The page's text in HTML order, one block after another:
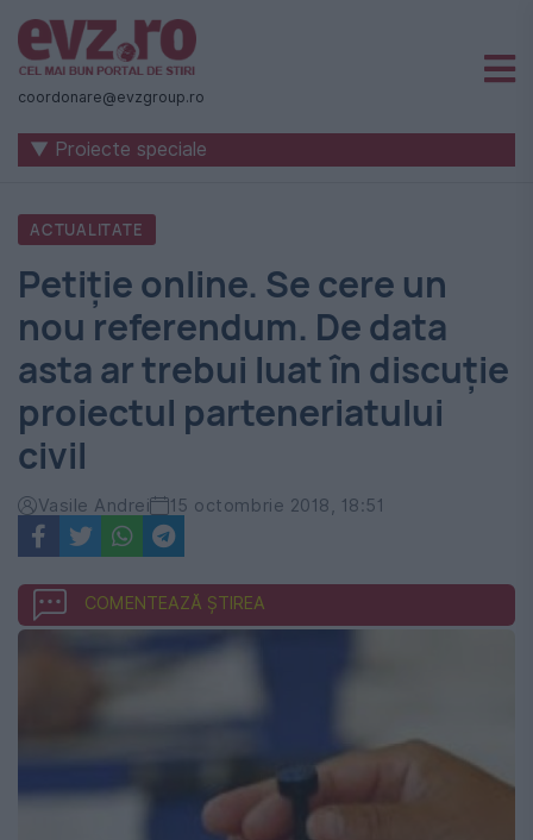
Știri
naționale
internaționale
România
-
Evenimentul
Zilei
coordonare@evzgroup.ro
▼ Proiecte speciale
ACTUALITATE
Petiţie online. Se cere un
nou referendum. De data
asta ar trebui luat în discuţie
proiectul parteneriatului
civil
Vasile Andrei 15 octombrie 2018, 18:51
COMENTEAZĂ ȘTIREA